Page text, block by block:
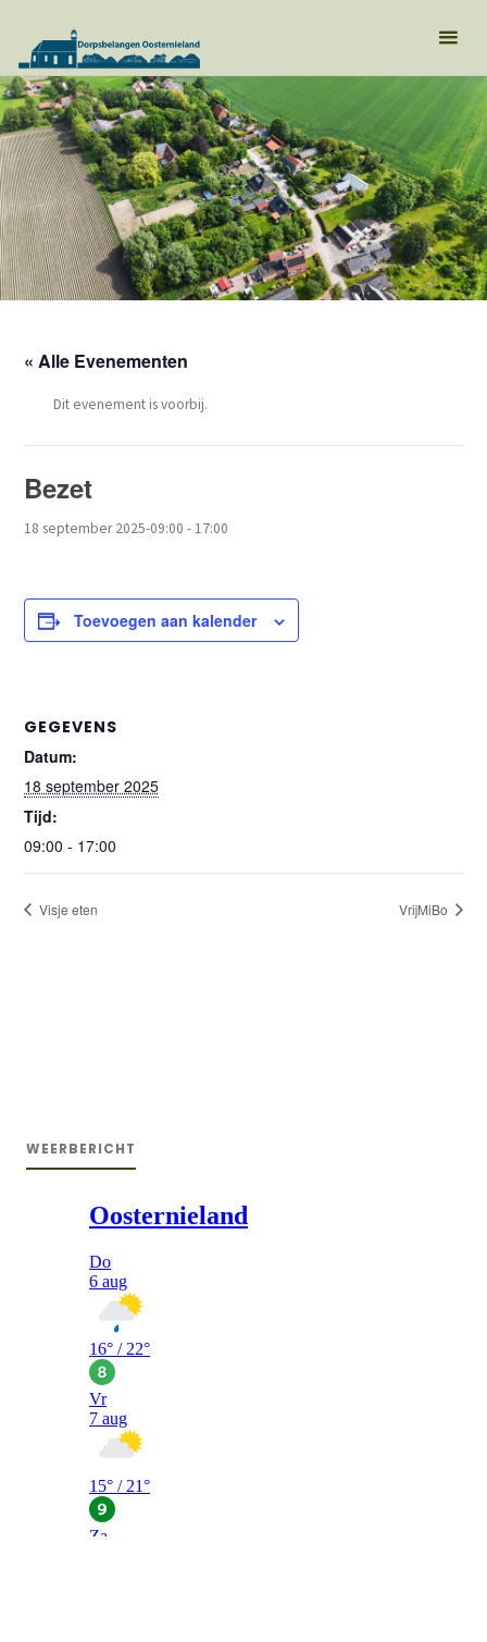
« Alle Evenementen
Dit evenement is voorbij.
Bezet
18 september 2025-09:00 - 17:00
Toevoegen aan kalender
GEGEVENS
Datum:
18 september 2025
Tijd:
09:00 - 17:00
Visje eten VrijMiBo
WEERBERICHT